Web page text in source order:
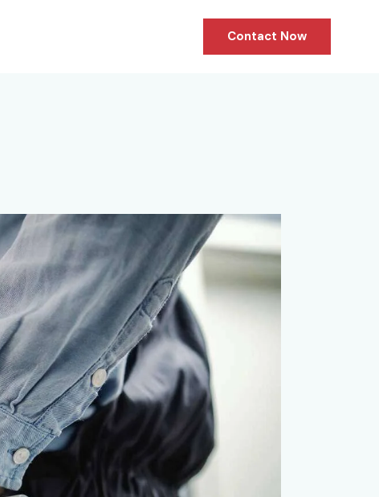
Contact Now